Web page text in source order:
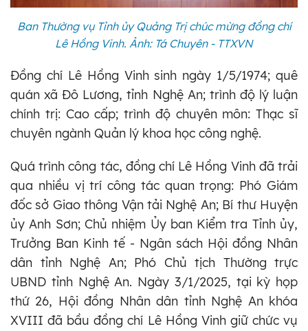
Ban Thường vụ Tỉnh ủy Quảng Trị chúc mừng đồng chí
Lê Hồng Vinh. Ảnh: Tá Chuyên - TTXVN
Đồng chí Lê Hồng Vinh sinh ngày 1/5/1974; quê
quán xã Đô Lương, tỉnh Nghệ An; trình độ lý luận
chính trị: Cao cấp; trình độ chuyên môn: Thạc sĩ
chuyên ngành Quản lý khoa học công nghệ.
Quá trình công tác, đồng chí Lê Hồng Vinh đã trải
qua nhiều vị trí công tác quan trọng: Phó Giám
đốc sở Giao thông Vận tải Nghệ An; Bí thư Huyện
ủy Anh Sơn; Chủ nhiệm Ủy ban Kiểm tra Tỉnh ủy,
Trưởng Ban Kinh tế - Ngân sách Hội đồng Nhân
dân tỉnh Nghệ An; Phó Chủ tịch Thường trực
UBND tỉnh Nghệ An. Ngày 3/1/2025, tại kỳ họp
thứ 26, Hội đồng Nhân dân tỉnh Nghệ An khóa
XVIII đã bầu đồng chí Lê Hồng Vinh giữ chức vụ